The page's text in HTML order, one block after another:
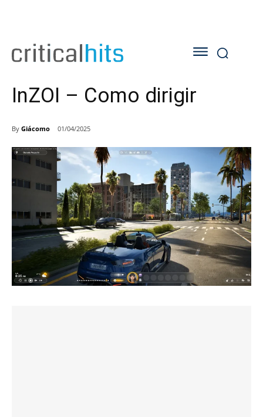
InZOI – Como dirigir
By Giácomo 01/04/2025